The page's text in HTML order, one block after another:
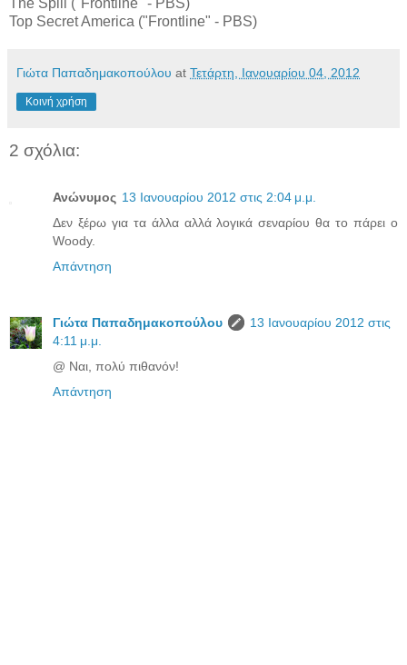
Top Secret America ("Frontline" - PBS)
Γιώτα Παπαδημακοπούλου at Τετάρτη, Ιανουαρίου 04, 2012
Κοινή χρήση
2 σχόλια:
Ανώνυμος 13 Ιανουαρίου 2012 στις 2:04 μ.μ.
Δεν ξέρω για τα άλλα αλλά λογικά σεναρίου θα το πάρει ο
Woody.
Απάντηση
Γιώτα Παπαδημακοπούλου
13 Ιανουαρίου 2012 στις
4:11 μ.μ.
@ Ναι, πολύ πιθανόν!
Απάντηση